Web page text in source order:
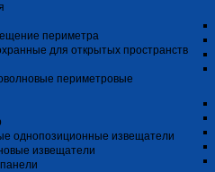
периметра
для открытых пространств
периметровые
однопозиционные извещатели
извещатели